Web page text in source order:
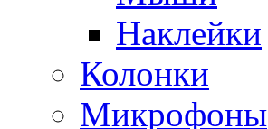
Наклейки
Колонки
Микрофоны